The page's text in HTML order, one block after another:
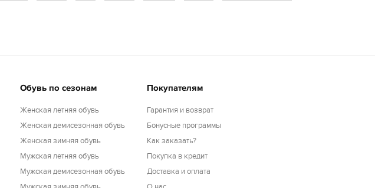
Обувь по сезонам
Женская летняя обувь
Женская демисезонная обувь
Женская зимняя обувь
Мужская летняя обувь
Мужская демисезонная обувь
Покупателям
Гарантия и возврат
Бонусные программы
Как заказать?
Покупка в кредит
Доставка и оплата